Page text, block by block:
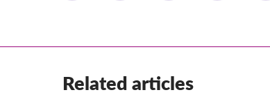
Related articles